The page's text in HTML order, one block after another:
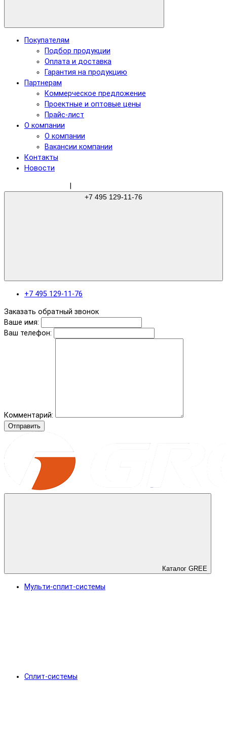
Покупателям
Подбор продукции
Оплата и доставка
Гарантия на продукцию
Партнерам
Коммерческое предложение
Проектные и оптовые цены
Прайс-лист
О компании
О компании
Вакансии компании
Контакты
Новости
+7 495 129-11-76
Заказать обратный звонок
Ваше имя:
Ваш телефон:
Комментарий:
Отправить
Каталог GREE
Мульти-сплит-системы
Сплит-системы